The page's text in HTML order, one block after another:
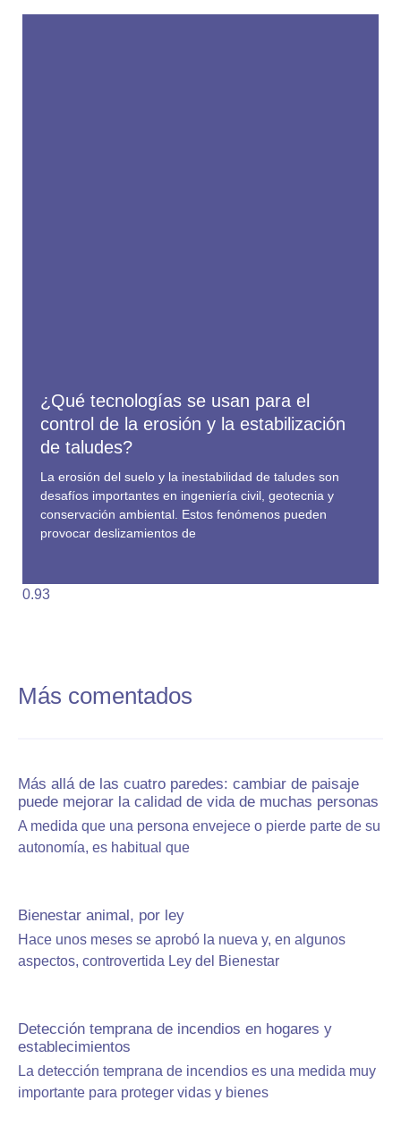
¿Qué tecnologías se usan para el
control de la erosión y la estabilización
de taludes?
La erosión del suelo y la inestabilidad de taludes son
desafíos importantes en ingeniería civil, geotecnia y
conservación ambiental. Estos fenómenos pueden
provocar deslizamientos de
Más comentados
Más allá de las cuatro paredes: cambiar de paisaje
puede mejorar la calidad de vida de muchas personas
A medida que una persona envejece o pierde parte de su
autonomía, es habitual que
Bienestar animal, por ley
Hace unos meses se aprobó la nueva y, en algunos
aspectos, controvertida Ley del Bienestar
Detección temprana de incendios en hogares y
establecimientos
La detección temprana de incendios es una medida muy
importante para proteger vidas y bienes